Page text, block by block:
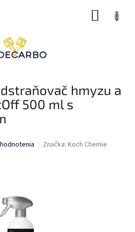
hmyzu a
500 ml s
Značka: Koch Chemie